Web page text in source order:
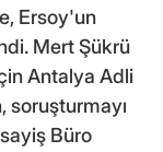
Ersoy'un
Mert Şükrü
Antalya Adli
soruşturmayı
Büro